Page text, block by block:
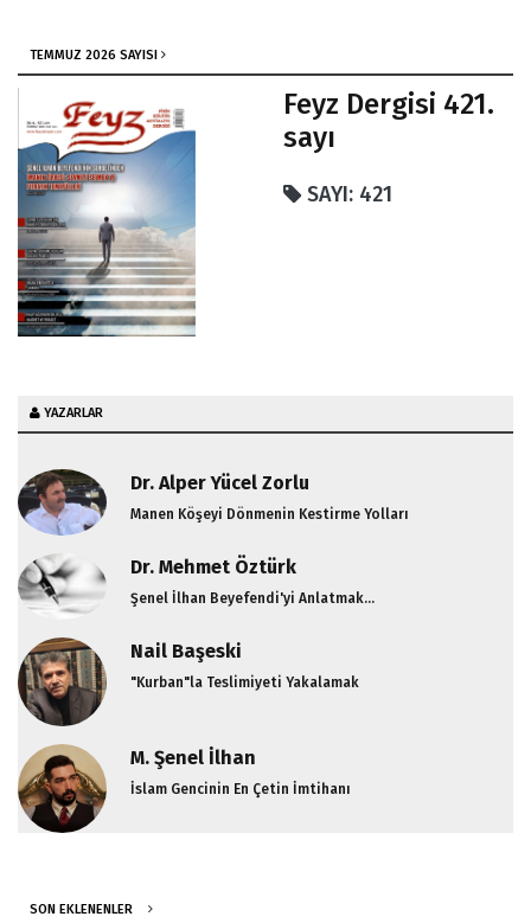
İnsan ve Şeytan Mücadelesi / Prof. Dr. Abdulhakim
İki Zıd Şey Bir Arada Bulunmaz
İmam Gazali, Hasedi Başlıca Dört Dereceye Ayırarak
İnceler
Üç Ayların Fazileti
E… Sınavlar Da Bitti N'olacak Şimdi?
TEMMUZ 2026 SAYISI
Feyz Dergisi 421.
sayı
SAYI: 421
YAZARLAR
Dr. Alper Yücel Zorlu
Manen Köşeyi Dönmenin Kestirme Yolları
Dr. Mehmet Öztürk
Şenel İlhan Beyefendi'yi Anlatmak...
Nail Başeski
"Kurban"la Teslimiyeti Yakalamak
M. Şenel İlhan
İslam Gencinin En Çetin İmtihanı
SON EKLENENLER